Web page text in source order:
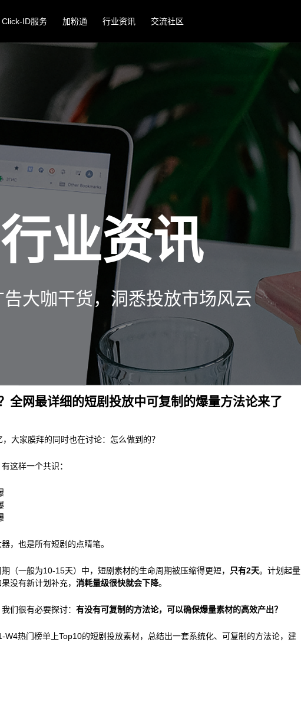
Click-ID服务 加粉通 行业资讯 交流社区
行业资讯
告大咖干货，洞悉投放市场风云
全网最详细的短剧投放中可复制的爆量方法论来了
大家膜拜的同时也在讨论：怎么做到的？
这样一个共识：
，也是所有短剧的点睛笔。
（一般为10-15天）中，短剧素材的生命周期被压缩得更短， 只有2天。计划起量
没有新计划补充， 消耗量级很快就会下降。
们很有必要探讨： 有没有可复制的方法论，可以确保爆量素材的高效产出？
W4热门榜单上Top10的短剧投放素材，总结出一套系统化、可复制的方法论，建